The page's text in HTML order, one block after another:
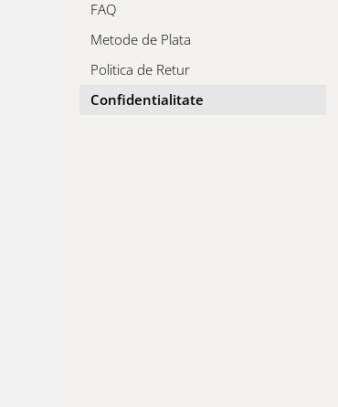
FAQ
Metode de Plata
Politica de Retur
Confidentialitate